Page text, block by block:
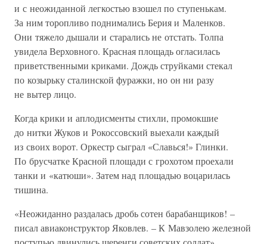
и с неожиданной легкостью взошел по ступенькам.
За ним торопливо поднимались Берия и Маленков.
Они тяжело дышали и старались не отстать. Толпа
увидела Верховного. Красная площадь огласилась
приветственными криками. Дождь струйками стекал
по козырьку сталинской фуражки, но он ни разу
не вытер лицо.
Когда крики и аплодисменты стихли, промокшие
до нитки Жуков и Рокоссовский выехали каждый
из своих ворот. Оркестр сыграл «Славься!» Глинки.
По брусчатке Красной площади с грохотом проехали
танки и «катюши». Затем над площадью воцарилась
тишина.
«Неожиданно раздалась дробь сотен барабанщиков! –
писал авиаконструктор Яковлев. – К Мавзолею железной